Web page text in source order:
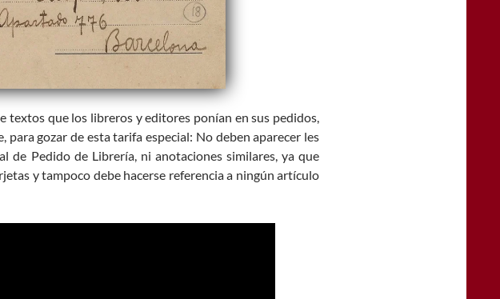
textos que los libreros y editores ponían en sus pedidos,
para gozar de esta tarifa especial: No deben aparecer les
de Pedido de Librería, ni anotaciones similares, ya que
y tampoco debe hacerse referencia a ningún artículo